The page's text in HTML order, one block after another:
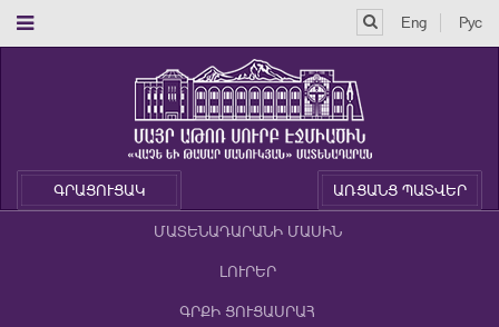
Eng Рус
ԳՐԱՑՈՒՑԱԿ ԱՌՑԱՆՑ ՊԱՏՎԵՐ
ՄԱՏԵՆԱԴԱՐԱՆԻ ՄԱՍԻՆ
ԼՈՒՐԵՐ
ԳՐՔԻ ՑՈՒՑԱՍՐԱՀ